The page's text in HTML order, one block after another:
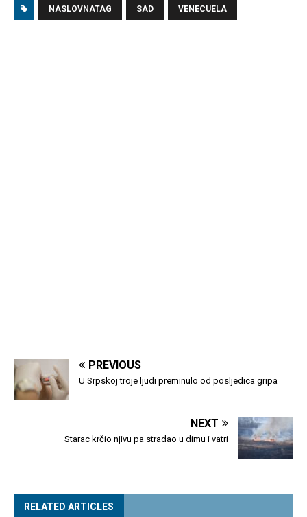
NASLOVNATAG SAD VENECUELA
PREVIOUS
U Srpskoj troje ljudi preminulo od posljedica gripa
NEXT
Starac krčio njivu pa stradao u dimu i vatri
RELATED ARTICLES